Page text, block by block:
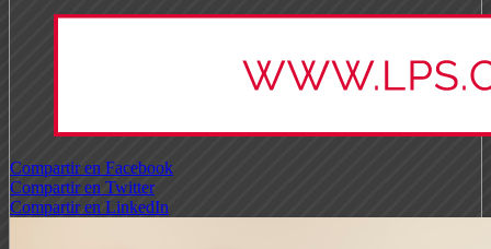
Compartir en Facebook
Compartir en Twitter
Compartir en LinkedIn